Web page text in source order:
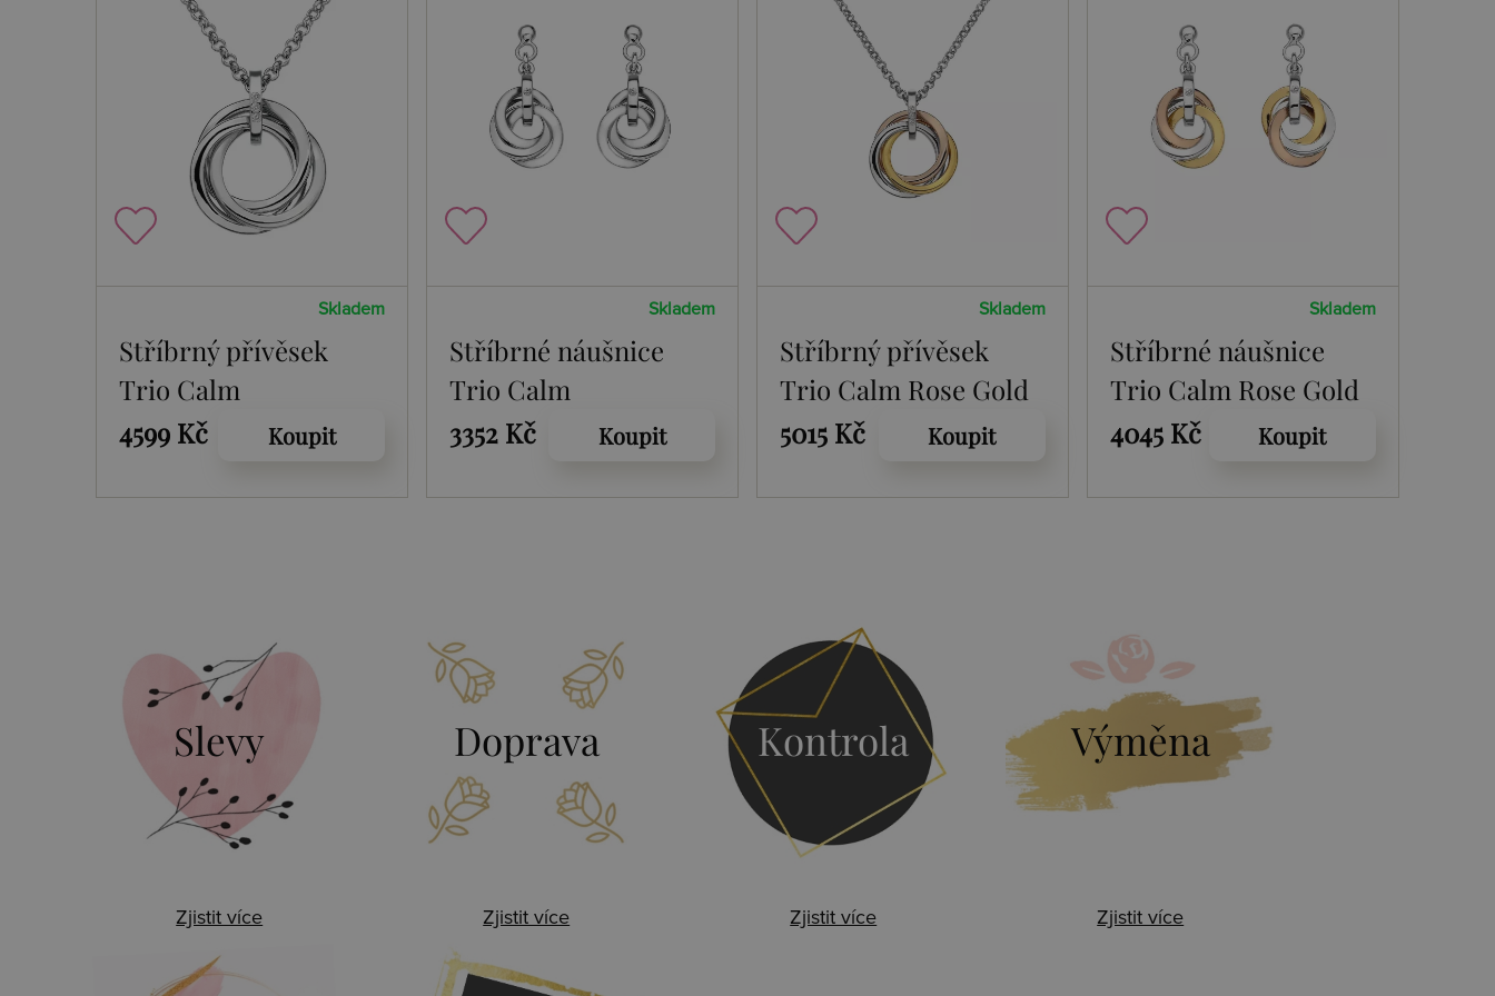
Skladem
Stříbrný přívěsek
Trio Calm
4599 Kč
Koupit
Skladem
Stříbrné náušnice
Trio Calm
3352 Kč
Koupit
Skladem
Stříbrný přívěsek
Trio Calm Rose Gold
5015 Kč
Koupit
Skladem
Stříbrné náušnice
Trio Calm Rose Gold
4045 Kč
Koupit
Slevy
Zjistit více
Doprava
Zjistit více
Kontrola
Zjistit více
Výměna
Zjistit více